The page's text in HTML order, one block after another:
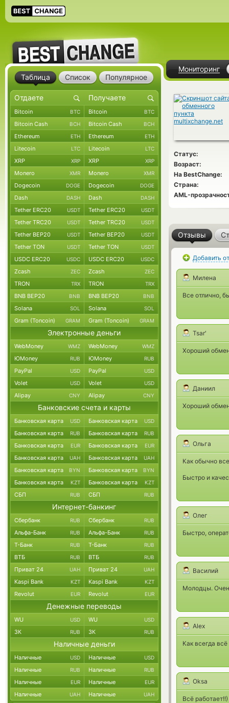
Мониторинг
Статус:
Возраст:
На BestChange:
Страна:
AML-
Отзывы
Добавить
Милена
Все отлично,
Tsar'
Хороший
Даниил
Хороший
Ольга
Как обычно
Быстро и
Олег
Быстро,
Василий
Молодцы.
Alex
Как всегда всё
Oksa
Всё
Таблица Список Популярное
Bitcoin BTC Bitcoin BTC
Bitcoin Cash BCH Bitcoin Cash BCH
Ethereum ETH Ethereum ETH
Litecoin LTC Litecoin LTC
XRP XRP XRP XRP
Monero XMR Monero XMR
Dogecoin DOGE Dogecoin DOGE
Dash DASH Dash DASH
Tether ERC20 USDT Tether ERC20 USDT
Tether TRC20 USDT Tether TRC20 USDT
Tether BEP20 USDT Tether BEP20 USDT
Tether TON USDT Tether TON USDT
USDC ERC20 USDC USDC ERC20 USDC
Zcash ZEC Zcash ZEC
TRON TRX TRON TRX
BNB BEP20 BNB BNB BEP20 BNB
Solana SOL Solana SOL
Gram (Toncoin) GRAM Gram (Toncoin) GRAM
Электронные деньги
WebMoney WMZ WebMoney WMZ
ЮMoney RUB ЮMoney RUB
PayPal USD PayPal USD
Volet USD Volet USD
Alipay CNY Alipay CNY
Банковские счета и карты
Банковская карта USD Банковская карта USD
Банковская карта RUB Банковская карта RUB
Банковская карта EUR Банковская карта EUR
Банковская карта UAH Банковская карта UAH
Банковская карта BYN Банковская карта BYN
Банковская карта KZT Банковская карта KZT
СБП RUB СБП RUB
Интернет-банкинг
Сбербанк RUB Сбербанк RUB
Альфа-Банк RUB Альфа-Банк RUB
Т-Банк RUB Т-Банк RUB
ВТБ RUB ВТБ RUB
Приват 24 UAH Приват 24 UAH
Kaspi Bank KZT Kaspi Bank KZT
Revolut EUR Revolut EUR
Денежные переводы
WU USD WU USD
ЗК RUB ЗК RUB
Наличные деньги
Наличные USD Наличные USD
Наличные RUB Наличные RUB
Наличные EUR Наличные EUR
Наличные UAH Наличные UAH